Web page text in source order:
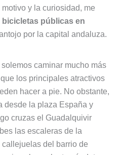
y la curiosidad, me
públicas en
por la capital andaluza.
caminar mucho más
los principales atractivos
hacer a pie. No obstante,
desde la plaza España y
cruzas el Guadalquivir
las escaleras de la
del barrio de